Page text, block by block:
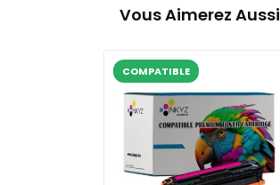
Vous Aimerez Aussi
COMPATIBLE